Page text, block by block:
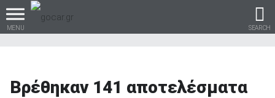
MENU SEARCH
Βρέθηκαν 141 αποτελέσματα